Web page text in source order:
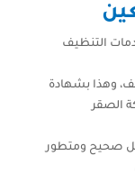
التنظيف
وهذا بشهادة
الصقر
صحيح ومتطور